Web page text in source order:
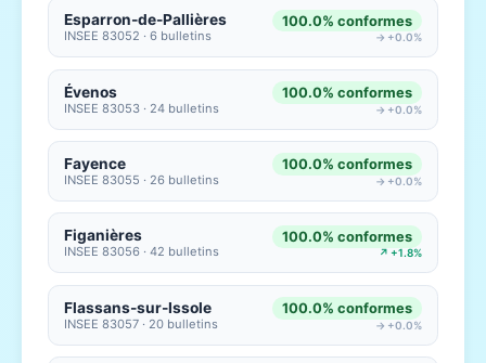
Esparron-de-Pallières
INSEE 83052 · 6 bulletins
100.0% conformes
→ +0.0%
Évenos
INSEE 83053 · 24 bulletins
100.0% conformes
→ +0.0%
Fayence
INSEE 83055 · 26 bulletins
100.0% conformes
→ +0.0%
Figanières
INSEE 83056 · 42 bulletins
100.0% conformes
↗ +1.8%
Flassans-sur-Issole
INSEE 83057 · 20 bulletins
100.0% conformes
→ +0.0%